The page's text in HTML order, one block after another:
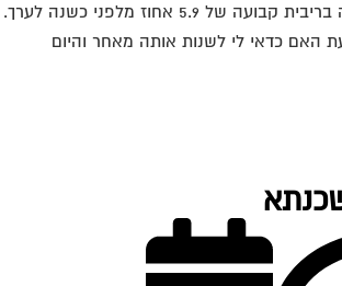
יש לי משכנתא צמודה בריבית קבועה של 5.9 אחוז מלפני כשנה לערך.
כדאי לי לשנות אותה מאחר והיום